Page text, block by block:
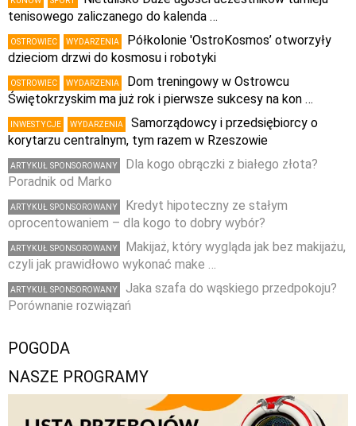
tenisowego zaliczanego do kalenda …
OSTROWIEC WYDARZENIA
Półkolonie 'OstroKosmos’ otworzyły
dzieciom drzwi do kosmosu i robotyki
OSTROWIEC WYDARZENIA
Dom treningowy w Ostrowcu
Świętokrzyskim ma już rok i pierwsze sukcesy na kon …
INWESTYCJE WYDARZENIA
Samorządowcy i przedsiębiorcy o
korytarzu centralnym, tym razem w Rzeszowie
ARTYKUŁ SPONSOROWANY
Dla kogo obrączki z białego złota?
Poradnik od Marko
ARTYKUŁ SPONSOROWANY
Kredyt hipoteczny ze stałym
oprocentowaniem – dla kogo to dobry wybór?
ARTYKUŁ SPONSOROWANY
Makijaż, który wygląda jak bez makijażu,
czyli jak prawidłowo wykonać make …
ARTYKUŁ SPONSOROWANY
Jaka szafa do wąskiego przedpokoju?
Porównanie rozwiązań
POGODA
NASZE PROGRAMY